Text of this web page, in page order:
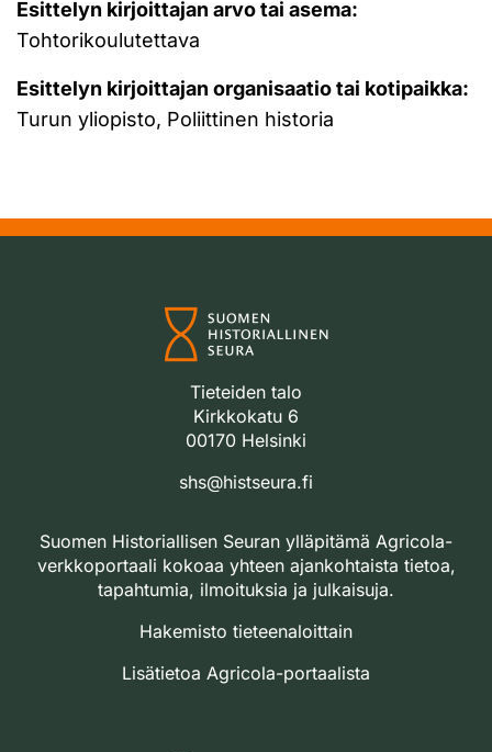
Esittelyn kirjoittajan arvo tai asema:
Tohtorikoulutettava
Esittelyn kirjoittajan organisaatio tai kotipaikka:
Turun yliopisto, Poliittinen historia
Tieteiden talo
Kirkkokatu 6
00170 Helsinki
shs@histseura.fi
Suomen Historiallisen Seuran ylläpitämä Agricola-
verkkoportaali kokoaa yhteen ajankohtaista tietoa,
tapahtumia, ilmoituksia ja julkaisuja.
Hakemisto tieteenaloittain
Lisätietoa Agricola-portaalista